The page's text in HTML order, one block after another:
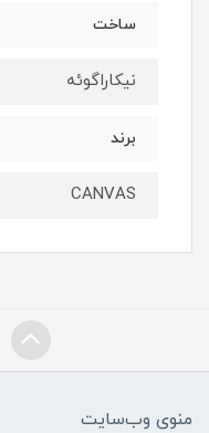
ساخت
نیکاراگوئه
برند
CANVAS
منوی وب‌سایت